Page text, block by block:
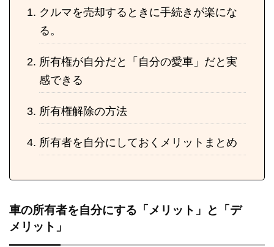
クルマを売却するときに手続きが楽にな
る。
所有権が自分だと「自分の愛車」だと実
感できる
所有権解除の方法
所有者を自分にしておくメリットまとめ
車の所有者を自分にする「メリット」と「デ
メリット」